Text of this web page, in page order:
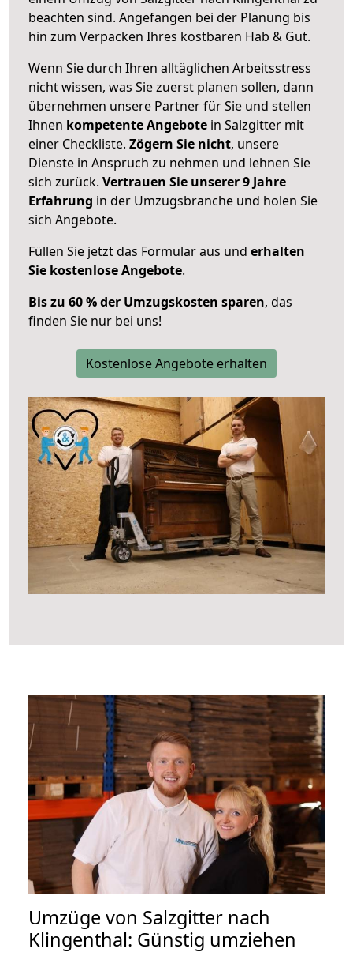
beachten sind. Angefangen bei der Planung bis
hin zum Verpacken Ihres kostbaren Hab & Gut.
Wenn Sie durch Ihren alltäglichen Arbeitsstress
nicht wissen, was Sie zuerst planen sollen, dann
übernehmen unsere Partner für Sie und stellen
Ihnen kompetente Angebote in Salzgitter mit
einer Checkliste. Zögern Sie nicht, unsere
Dienste in Anspruch zu nehmen und lehnen Sie
sich zurück. Vertrauen Sie unserer 9 Jahre
Erfahrung in der Umzugsbranche und holen Sie
sich Angebote.
Füllen Sie jetzt das Formular aus und erhalten
Sie kostenlose Angebote.
Bis zu 60 % der Umzugskosten sparen, das
finden Sie nur bei uns!
Kostenlose Angebote erhalten
Umzüge von Salzgitter nach
Klingenthal: Günstig umziehen